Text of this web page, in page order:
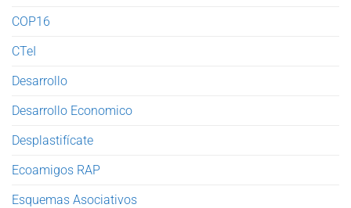
COP16
CTeI
Desarrollo
Desarrollo Economico
Desplastifícate
Ecoamigos RAP
Esquemas Asociativos